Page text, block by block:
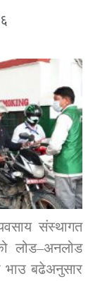
सन्देश
सुचना
सुचना
संस्थागत
लोड–अनलोड
भाउ बढेअनुसार